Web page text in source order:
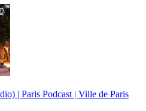
| Paris Podcast | Ville de Paris